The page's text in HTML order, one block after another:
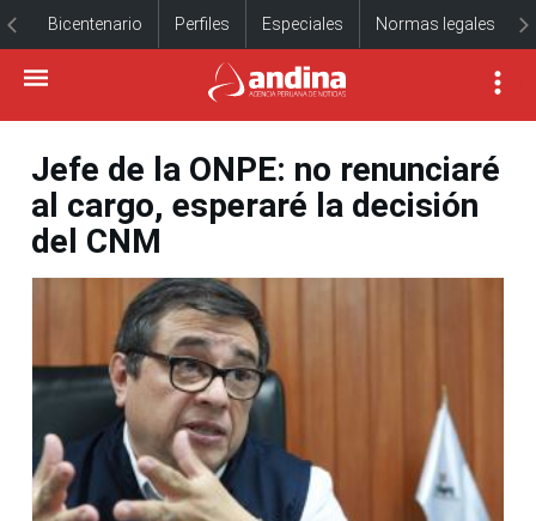
Bicentenario Perfiles Especiales Normas legales
Jefe de la ONPE: no renunciaré
al cargo, esperaré la decisión
del CNM